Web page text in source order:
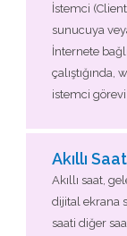
İstemci
sunucuya
İnternete
çalıştığında,
istemci
Akıllı
Akıllı saat,
dijital ekrana
saati diğer